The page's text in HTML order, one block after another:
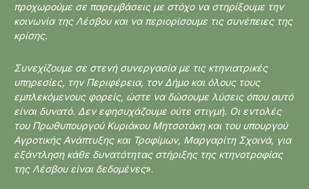
προχωρούμε σε παρεμβάσεις με στόχο να στηρίξουμε την
κοινωνία της Λέσβου και να περιορίσουμε τις συνέπειες της
κρίσης.
Συνεχίζουμε σε στενή συνεργασία με τις κτηνιατρικές
υπηρεσίες, την Περιφέρεια, τον Δήμο και όλους τους
εμπλεκόμενους φορείς, ώστε να δώσουμε λύσεις όπου αυτό
είναι δυνατό. Δεν εφησυχάζουμε ούτε στιγμή. Οι εντολές
του Πρωθυπουργού Κυριάκου Μητσοτάκη και του υπουργού
Αγροτικής Ανάπτυξης και Τροφίμων, Μαργαρίτη Σχοινά, για
εξάντληση κάθε δυνατότητας στήριξης της κτηνοτροφίας
της Λέσβου είναι δεδομένες».